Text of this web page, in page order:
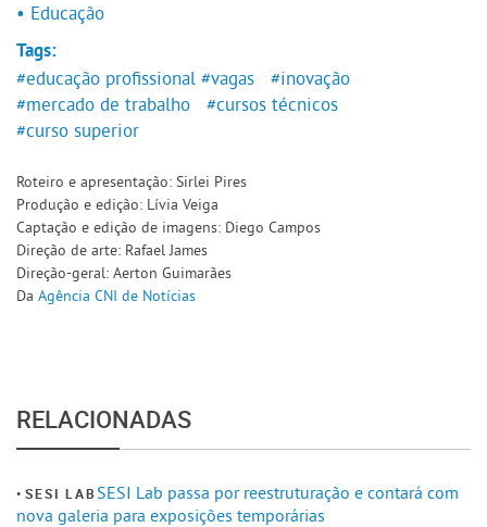
• Educação
Tags:
#educação profissional #vagas
#inovação
#mercado de trabalho
#cursos técnicos
#curso superior
Roteiro e apresentação: Sirlei Pires
Produção e edição: Lívia Veiga
Captação e edição de imagens: Diego Campos
Direção de arte: Rafael James
Direção-geral: Aerton Guimarães
Da Agência CNI de Notícias
RELACIONADAS
SESI LAB SESI Lab passa por reestruturação e contará com
nova galeria para exposições temporárias